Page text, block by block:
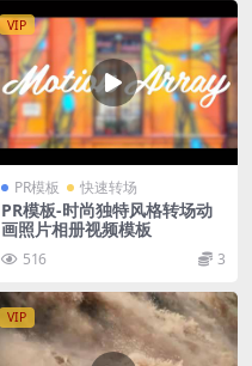
VIP
PR模板 快速转场
PR模板-时尚独特风格转场动
画照片相册视频模板
516 3
VIP